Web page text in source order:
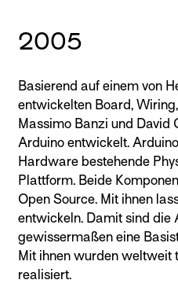
2005
Basierend auf einem von
entwickelten Board,
Massimo Banzi und David
Arduino entwickelt.
Hardware bestehende
Plattform. Beide
Open Source. Mit ihnen
entwickeln. Damit sind die
gewissermaßen eine
Mit ihnen wurden weltweit
realisiert.